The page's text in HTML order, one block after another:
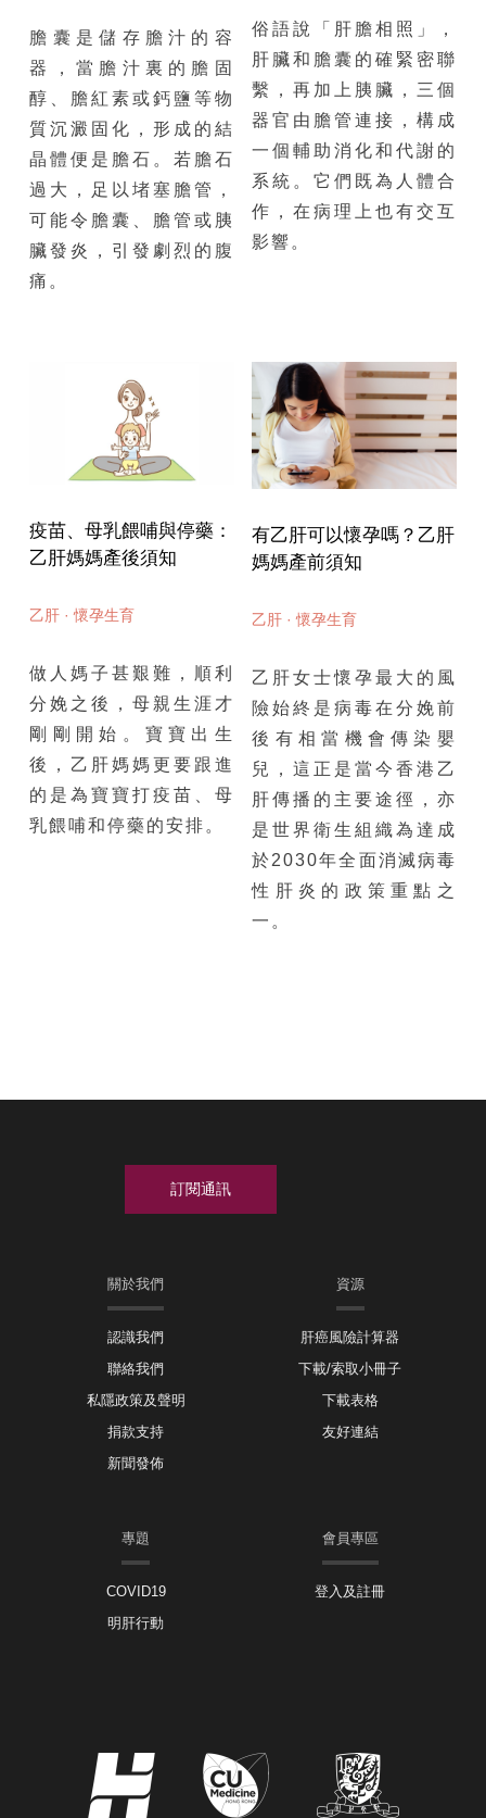
膽囊是儲存膽汁的容
器，當膽汁裏的膽固
醇、膽紅素或鈣鹽等物
質沉澱固化，形成的結
晶體便是膽石。若膽石
過大，足以堵塞膽管，
可能令膽囊、膽管或胰
臟發炎，引發劇烈的腹
痛。
俗語說「肝膽相照」，
肝臟和膽囊的確緊密聯
繫，再加上胰臟，三個
器官由膽管連接，構成
一個輔助消化和代謝的
系統。它們既為人體合
作，在病理上也有交互
影響。
疫苗、母乳餵哺與停藥：
乙肝媽媽產後須知
乙肝 ·懷孕生育
做人媽子甚艱難，順利
分娩之後，母親生涯才
剛剛開始。寶寶出生
後，乙肝媽媽更要跟進
的是為寶寶打疫苗、母
乳餵哺和停藥的安排。
有乙肝可以懷孕嗎？乙肝
媽媽產前須知
乙肝 ·懷孕生育
乙肝女士懷孕最大的風
險始終是病毒在分娩前
後有相當機會傳染嬰
兒，這正是當今香港乙
肝傳播的主要途徑，亦
是世界衛生組織為達成
於2030年全面消滅病毒
性肝炎的政策重點之
一。
關於我們
認識我們
聯絡我們
私隱政策及聲明
捐款支持
新聞發佈
資源
肝癌風險計算器
下載/索取小冊子
下載表格
友好連結
專題
COVID19
明肝行動
會員專區
登入及註冊